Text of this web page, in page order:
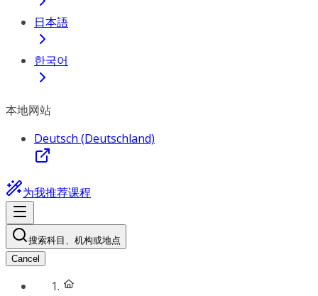
日本語
한국어
本地网站
Deutsch (Deutschland)
为我推荐课程
搜索科目、机构或地点
Cancel